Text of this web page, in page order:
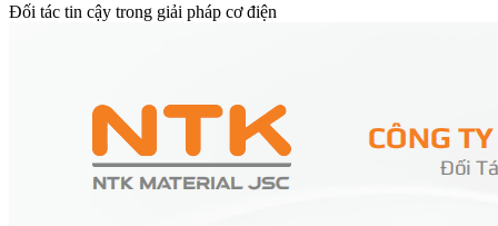
Đối tác tin cậy trong giải pháp cơ điện